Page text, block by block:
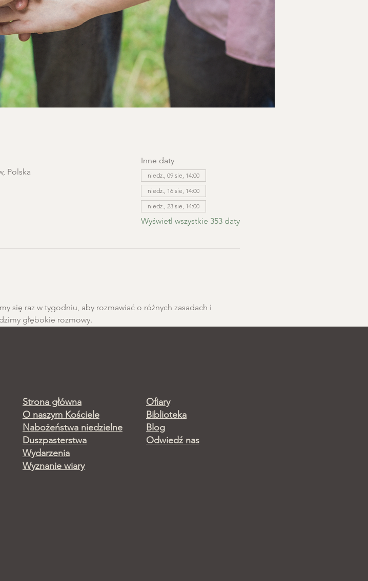
Polska
Inne daty
niedz., 09 sie, 14:00
niedz., 16 sie, 14:00
niedz., 23 sie, 14:00
Wyświetl wszystkie 353 daty
się raz w tygodniu, aby rozmawiać o różnych zasadach i
głębokie rozmowy.
Strona główna
O naszym Kościele
Nabożeństwa niedzielne
Duszpasterstwa
Wydarzenia
Wyznanie wiary
Ofiary
Biblioteka
Blog
Odwiedź nas